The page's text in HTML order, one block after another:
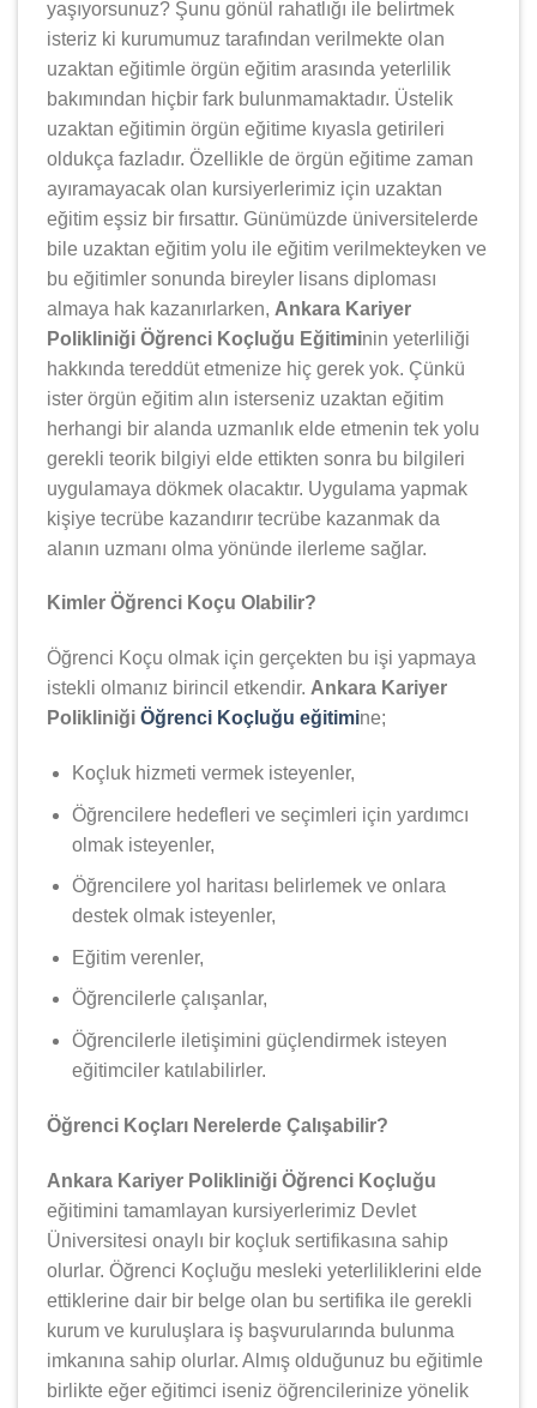
yaşıyorsunuz? Şunu gönül rahatlığı ile belirtmek
isteriz ki kurumumuz tarafından verilmekte olan
uzaktan eğitimle örgün eğitim arasında yeterlilik
bakımından hiçbir fark bulunmamaktadır. Üstelik
uzaktan eğitimin örgün eğitime kıyasla getirileri
oldukça fazladır. Özellikle de örgün eğitime zaman
ayıramayacak olan kursiyerlerimiz için uzaktan
eğitim eşsiz bir fırsattır. Günümüzde üniversitelerde
bile uzaktan eğitim yolu ile eğitim verilmekteyken ve
bu eğitimler sonunda bireyler lisans diploması
almaya hak kazanırlarken, Ankara Kariyer
Polikliniği Öğrenci Koçluğu Eğitiminin yeterliliği
hakkında tereddüt etmenize hiç gerek yok. Çünkü
ister örgün eğitim alın isterseniz uzaktan eğitim
herhangi bir alanda uzmanlık elde etmenin tek yolu
gerekli teorik bilgiyi elde ettikten sonra bu bilgileri
uygulamaya dökmek olacaktır. Uygulama yapmak
kişiye tecrübe kazandırır tecrübe kazanmak da
alanın uzmanı olma yönünde ilerleme sağlar.
Kimler Öğrenci Koçu Olabilir?
Öğrenci Koçu olmak için gerçekten bu işi yapmaya
istekli olmanız birincil etkendir. Ankara Kariyer
Polikliniği Öğrenci Koçluğu eğitimine;
Koçluk hizmeti vermek isteyenler,
Öğrencilere hedefleri ve seçimleri için yardımcı
olmak isteyenler,
Öğrencilere yol haritası belirlemek ve onlara
destek olmak isteyenler,
Eğitim verenler,
Öğrencilerle çalışanlar,
Öğrencilerle iletişimini güçlendirmek isteyen
eğitimciler katılabilirler.
Öğrenci Koçları Nerelerde Çalışabilir?
Ankara Kariyer Polikliniği Öğrenci Koçluğu
eğitimini tamamlayan kursiyerlerimiz Devlet
Üniversitesi onaylı bir koçluk sertifikasına sahip
olurlar. Öğrenci Koçluğu mesleki yeterliliklerini elde
ettiklerine dair bir belge olan bu sertifika ile gerekli
kurum ve kuruluşlara iş başvurularında bulunma
imkanına sahip olurlar. Almış olduğunuz bu eğitimle
birlikte eğer eğitimci iseniz öğrencilerinize yönelik